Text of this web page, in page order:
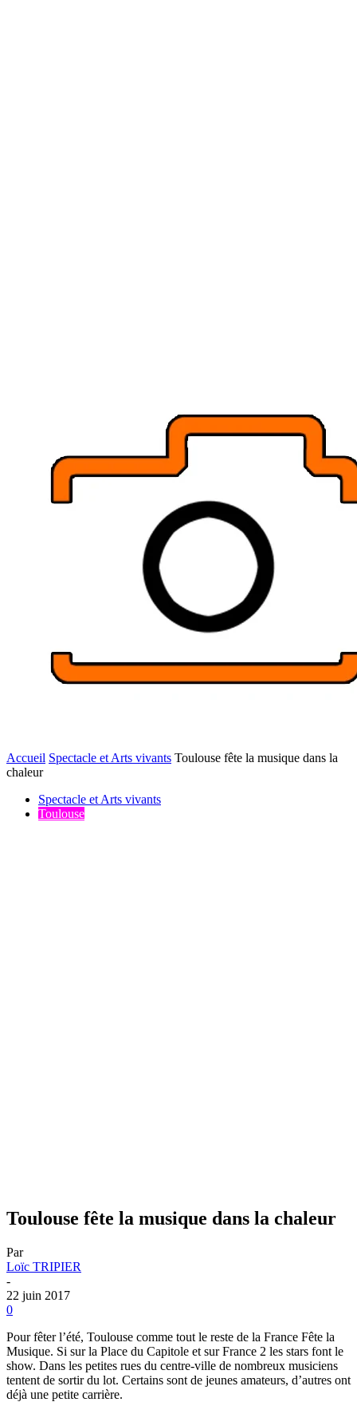
Accueil Spectacle et Arts vivants Toulouse fête la musique dans la
chaleur
Spectacle et Arts vivants
Toulouse
Toulouse fête la musique dans la chaleur
Par
Loïc TRIPIER
-
22 juin 2017
0
Pour fêter l’été, Toulouse comme tout le reste de la France Fête la
Musique. Si sur la Place du Capitole et sur France 2 les stars font le
show. Dans les petites rues du centre-ville de nombreux musiciens
tentent de sortir du lot. Certains sont de jeunes amateurs, d’autres ont
déjà une petite carrière.